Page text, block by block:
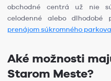
obchodné centrá už nie
celodenné alebo
prenájom súkromného
Aké možnosti
Starom Meste?